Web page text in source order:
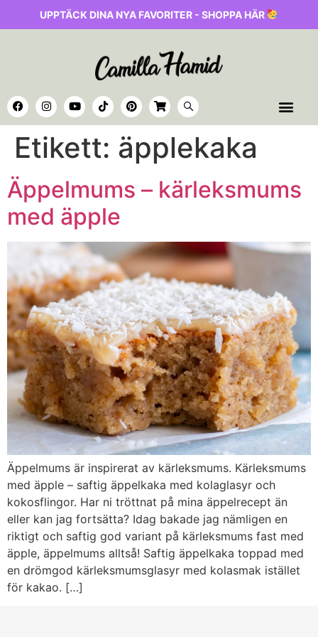
UPPTÄCK DINA NYA FAVORITER - SHOPPA HÄR
Etikett: äpplekaka
Äppelmums – kärleksmums
med äpple
Äppelmums är inspirerat av kärleksmums. Kärleksmums
med äpple – saftig äppelkaka med kolaglasyr och
kokosflingor. Har ni tröttnat på mina äppelrecept än
eller kan jag fortsätta? Idag bakade jag nämligen en
riktigt och saftig god variant på kärleksmums fast med
äpple, äppelmums alltså! Saftig äppelkaka toppad med
en drömgod kärleksmumsglasyr med kolasmak istället
för kakao. […]